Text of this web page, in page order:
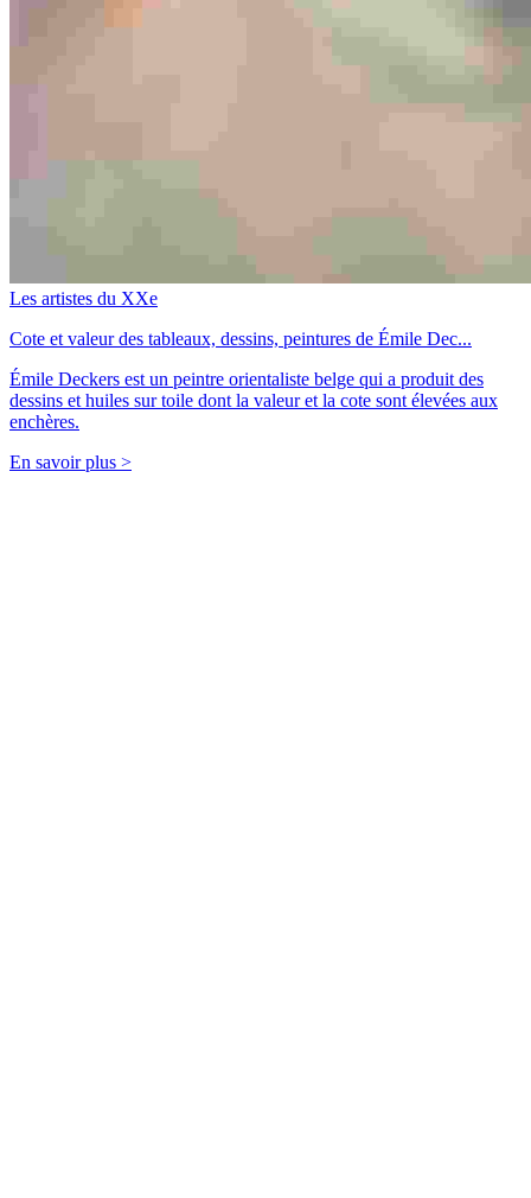
Les artistes du XXe
Cote et valeur des tableaux, dessins, peintures de Émile Dec...
Émile Deckers est un peintre orientaliste belge qui a produit des
dessins et huiles sur toile dont la valeur et la cote sont élevées aux
enchères.
En savoir plus >